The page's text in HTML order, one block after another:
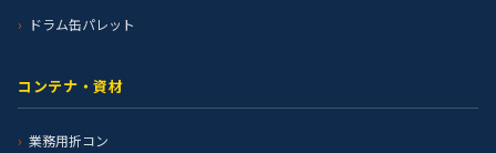
ドラム缶パレット
コンテナ・資材
業務用折コン